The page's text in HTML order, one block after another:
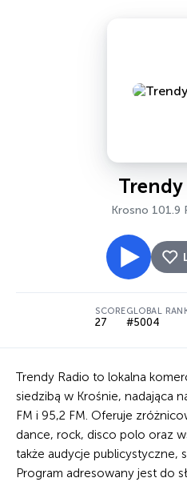
Trendy
Krosno 101.9
SCORE
27
GLOBAL
#5004
Trendy Radio to lokalna
siedzibą w Krośnie, nadająca
FM i 95,2 FM. Oferuje
dance, rock, disco polo oraz
także audycje publicystyczne,
Program adresowany jest do